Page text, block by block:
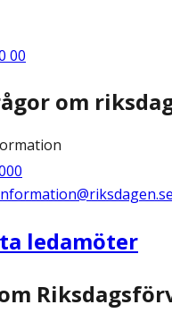
00
om
ledamöter